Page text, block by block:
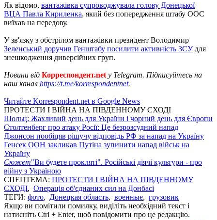
Як відомо, вантажівка супроводжувала голову Донецької
ВЦА Павла Кириленка, який без попередження штабу ООС
виїхав на передову.
У зв'язку з обстрілом вантажівки президент Володимир
Зеленський доручив Генштабу посилити активність ЗСУдля
знешкодження диверсійних груп.
Новини від Корреспондент.net у Telegram. Підписуйтесь на
наш канал https://t.me/korrespondentnet.
Читайте Korrespondent.net в Google News
ПРОТЕСТИ І ВІЙНА НА ПІВДЕННОМУ СХОДІ
Шольц: Жахливий день для України і чорний день для Європи
Столтенберг про атаку Росії: Це безрозсудний напад
Джонсон пообіцяв рішучу відповідь РФ за напад на Україну
Генсек ООН закликав Путіна зупинити напад військ на
Україну
Сюжет"Ви будете прокляті". Російські діячі культури - про
війну з Україною
СПЕЦТЕМА: ПРОТЕСТИ І ВІЙНА НА ПІВДЕННОМУ
СХОДІ, Операція об'єднаних сил на Донбасі
ТЕГИ: фото, Донецкая область, военные, грузовик
Якщо ви помітили помилку, виділіть необхідний текст і
натисніть Ctrl + Enter, щоб повідомити про це редакцію.